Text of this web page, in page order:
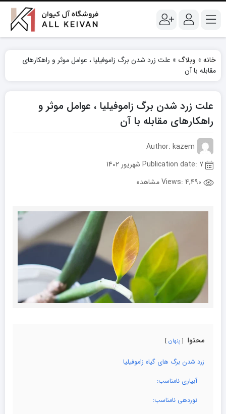
خانه » وبلاگ » علت زرد شدن برگ زاموفیلیا ، عوامل موثر و راهکارهای
مقابله با آن
علت زرد شدن برگ زاموفیلیا ، عوامل موثر و
راهکارهای مقابله با آن
Author: kazem
4,490 مشاهده
محتوا پنهان
زرد شدن برگ های گیاه زاموفیلیا
آبیاری نامناسب:
نوردهی نامناسب: